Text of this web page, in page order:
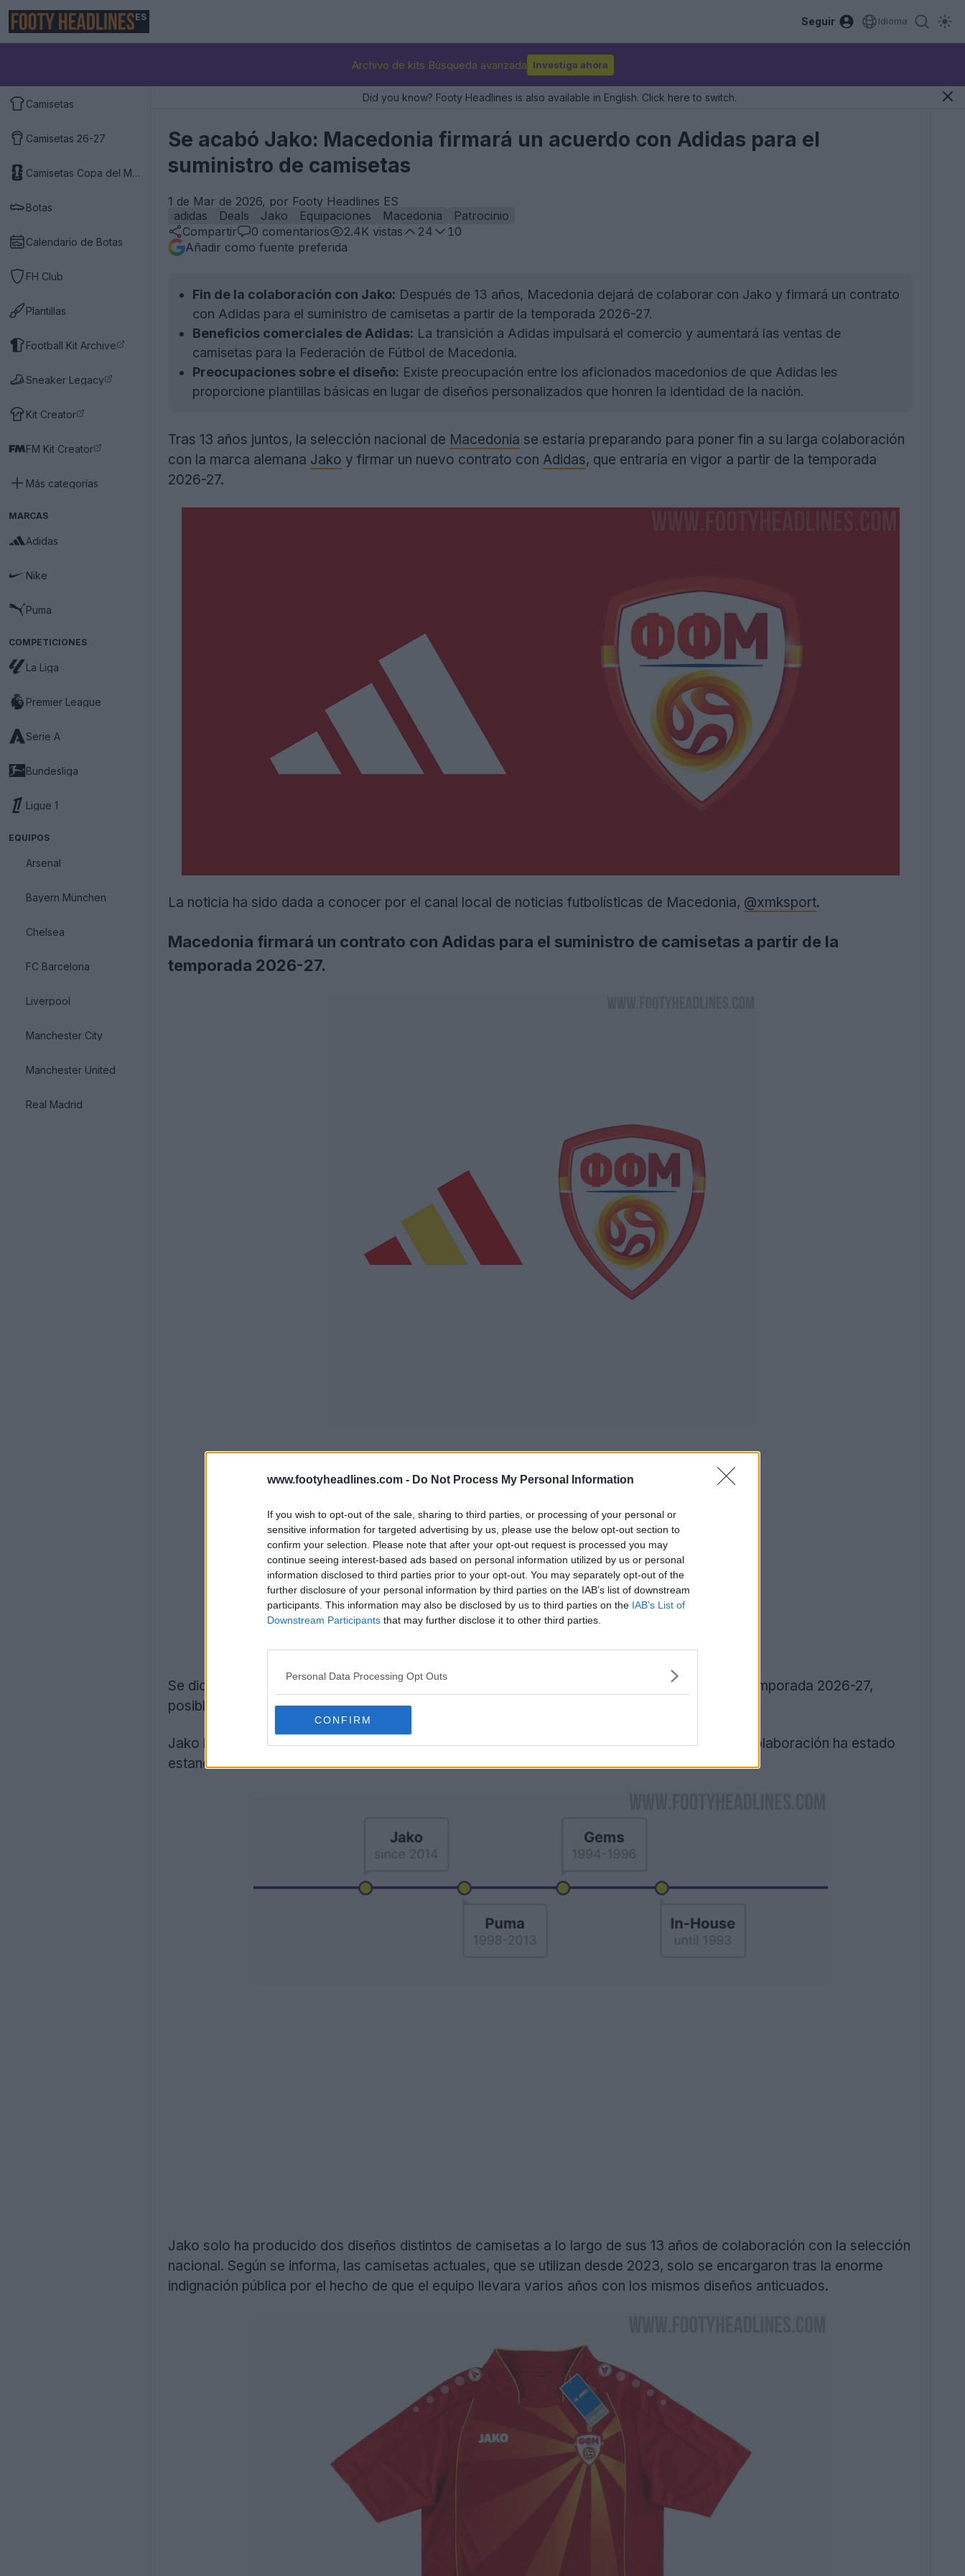
www.footyheadlines.com - Do Not Process My Personal Information
If you wish to opt-out of the sale, sharing to third parties, or processing of your personal or
sensitive information for targeted advertising by us, please use the below opt-out section to
confirm your selection. Please note that after your opt-out request is processed you may
continue seeing interest-based ads based on personal information utilized by us or personal
information disclosed to third parties prior to your opt-out. You may separately opt-out of the
further disclosure of your personal information by third parties on the IAB’s list of downstream
participants. This information may also be disclosed by us to third parties on the IAB’s List of
Downstream Participants that may further disclose it to other third parties.
Personal Data Processing Opt Outs
CONFIRM
ES Seguir Idioma
Archivo de kits Búsqueda avanzada Investiga ahora
Camisetas
Camisetas 26-27
Camisetas Copa del Mundo 2026
Botas
Calendario de Botas
FH Club
Plantillas
Football Kit Archive
Sneaker Legacy
Kit Creator
FM Kit Creator
Más categorías
MARCAS
Adidas
Nike
Puma
COMPETICIONES
La Liga
Premier League
Serie A
Bundesliga
Ligue 1
EQUIPOS
Arsenal
Bayern München
Chelsea
FC Barcelona
Liverpool
Manchester City
Manchester United
Real Madrid
Did you know? Footy Headlines is also available in English. Click here to switch.
Se acabó Jako: Macedonia firmará un acuerdo con Adidas para el
suministro de camisetas
1 de Mar de 2026, por Footy Headlines ES
adidas
Deals Jako Equipaciones Macedonia
Patrocinio
Compartir
0 comentarios 2.4K vistas 24
10
Añadir como fuente preferida
Fin de la colaboración con Jako: Después de 13 años, Macedonia dejará de colaborar con Jako y firmará un contrato
con Adidas para el suministro de camisetas a partir de la temporada 2026-27.
Beneficios comerciales de Adidas: La transición a Adidas impulsará el comercio y aumentará las ventas de
camisetas para la Federación de Fútbol de Macedonia.
Preocupaciones sobre el diseño: Existe preocupación entre los aficionados macedonios de que Adidas les
proporcione plantillas básicas en lugar de diseños personalizados que honren la identidad de la nación.
Tras 13 años juntos, la selección nacional de Macedonia se estaría preparando para poner fin a su larga colaboración
con la marca alemana Jako y firmar un nuevo contrato con Adidas, que entraría en vigor a partir de la temporada
2026-27.
La noticia ha sido dada a conocer por el canal local de noticias futbolísticas de Macedonia, @xmksport.
Macedonia firmará un contrato con Adidas para el suministro de camisetas a partir de la
temporada 2026-27.
Se dice que Adidas se convertirá en el proveedor de camisetas de Macedonia a partir de la temporada 2026-27,
posiblemente después de la Copa del Mundo de 2026.
Jako ha sido el proveedor de camisetas de Macedonia durante más de una década, pero la colaboración ha estado
estancada.
Jako solo ha producido dos diseños distintos de camisetas a lo largo de sus 13 años de colaboración con la selección
nacional. Según se informa, las camisetas actuales, que se utilizan desde 2023, solo se encargaron tras la enorme
indignación pública por el hecho de que el equipo llevara varios años con los mismos diseños anticuados.